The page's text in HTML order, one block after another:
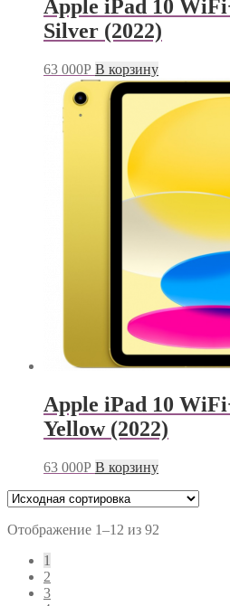
Apple iPad 10
Silver (2022)
63 000Р В корзину
Apple iPad 10
Yellow (2022)
63 000Р В корзину
Отображение 1–12 из 92
1
2
3